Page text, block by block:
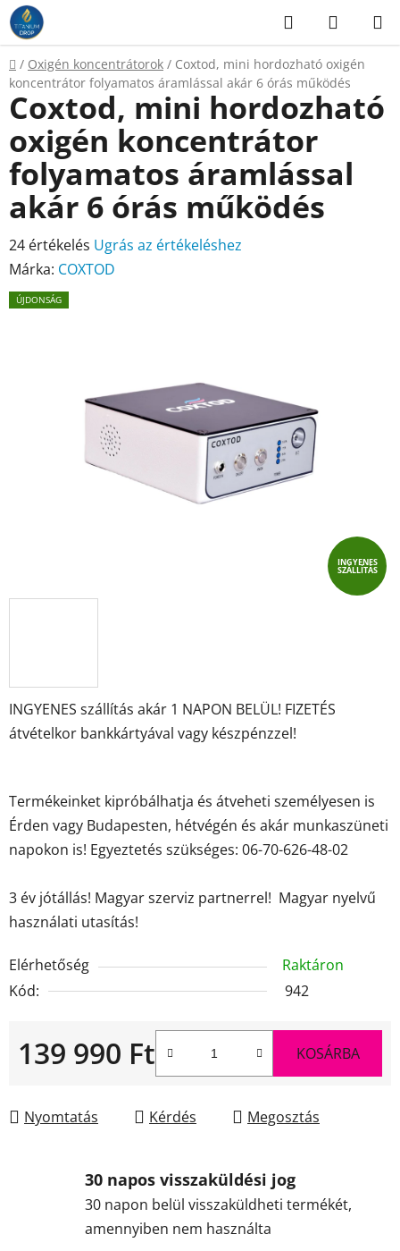
Ugrás
fő
tartalomhoz
KeresésKOSÁR
Kezdőlap
/ Oxigén koncentrátorok / Coxtod, mini hordozható oxigén
koncentrátor folyamatos áramlással akár 6 órás működés
INGYENES szállítás akár 1 NAPON BELÜL! FIZETÉS
átvételkor bankkártyával vagy készpénzzel!
Termékeinket kipróbálhatja és átveheti személyesen is
Érden vagy Budapesten, hétvégén és akár munkaszüneti
napokon is! Egyeztetés szükséges: 06-70-626-48-02
3 év jótállás! Magyar szerviz partnerrel! Magyar nyelvű
használati utasítás!
Elérhetőség
Raktáron
Kód:
942
139 990 Ft KOSÁRBA
Nyomtatás Kérdés Megosztás
Coxtod, mini hordozható
oxigén koncentrátor
folyamatos áramlással
akár 6 órás működés
A
termék
átlagos
24 értékelés Ugrás az értékeléshez
Márka: COXTOD
ÚJDONSÁG
INGYENES
SZÁLLÍTÁS
30 napos visszaküldési jog
30 napon belül visszaküldheti termékét,
amennyiben nem használta